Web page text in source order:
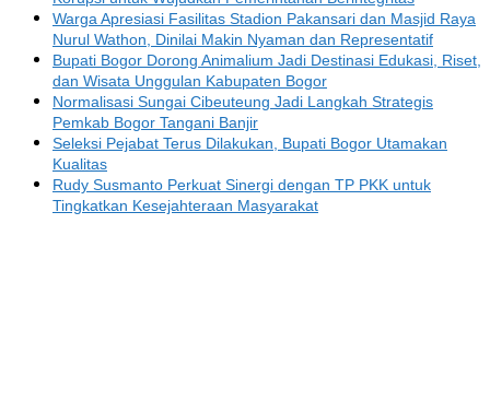
Warga Apresiasi Fasilitas Stadion Pakansari dan Masjid Raya
Nurul Wathon, Dinilai Makin Nyaman dan Representatif
Bupati Bogor Dorong Animalium Jadi Destinasi Edukasi, Riset,
dan Wisata Unggulan Kabupaten Bogor
Normalisasi Sungai Cibeuteung Jadi Langkah Strategis
Pemkab Bogor Tangani Banjir
Seleksi Pejabat Terus Dilakukan, Bupati Bogor Utamakan
Kualitas
Rudy Susmanto Perkuat Sinergi dengan TP PKK untuk
Tingkatkan Kesejahteraan Masyarakat